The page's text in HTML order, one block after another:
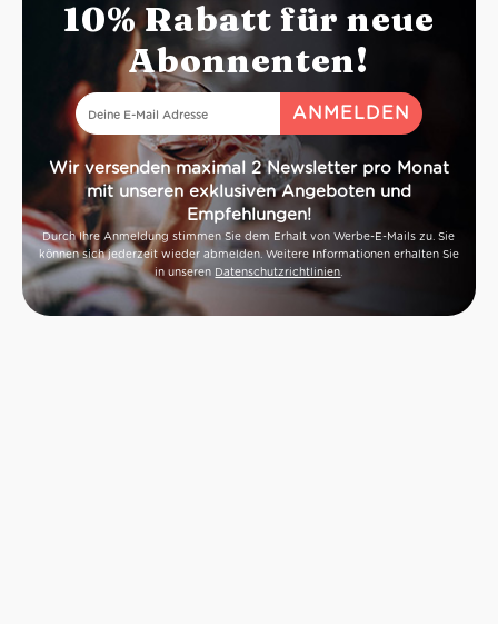
10% Rabatt für neue
Abonnenten!
Wir versenden maximal 2 Newsletter pro Monat
mit unseren exklusiven Angeboten und
Empfehlungen!
Durch Ihre Anmeldung stimmen Sie dem Erhalt von Werbe-E-Mails zu. Sie
können sich jederzeit wieder abmelden. Weitere Informationen erhalten Sie
in unseren Datenschutzrichtlinien